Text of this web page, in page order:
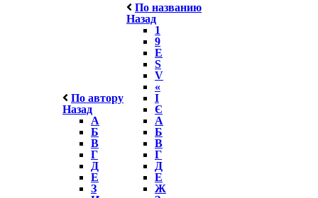
По автору
Назад
А
Б
В
Г
Д
Е
З
По названию
Назад
1
9
E
S
V
«
І
Є
А
Б
В
Г
Д
Е
Ж